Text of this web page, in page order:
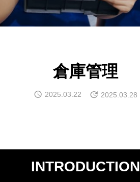
倉庫管理
2025.03.22 2025.03.28
INTRODUCTION